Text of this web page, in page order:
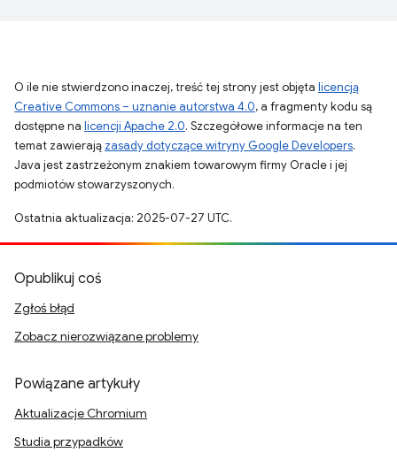
O ile nie stwierdzono inaczej, treść tej strony jest objęta licencją
Creative Commons – uznanie autorstwa 4.0, a fragmenty kodu są
dostępne na licencji Apache 2.0. Szczegółowe informacje na ten
temat zawierają zasady dotyczące witryny Google Developers.
Java jest zastrzeżonym znakiem towarowym firmy Oracle i jej
podmiotów stowarzyszonych.
Ostatnia aktualizacja: 2025-07-27 UTC.
Opublikuj coś
Zgłoś błąd
Zobacz nierozwiązane problemy
Powiązane artykuły
Aktualizacje Chromium
Studia przypadków